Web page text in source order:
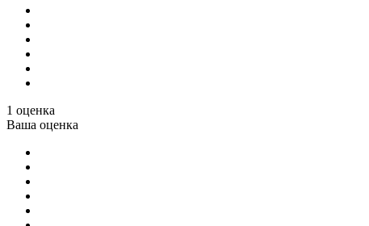
1 оценка
Ваша оценка